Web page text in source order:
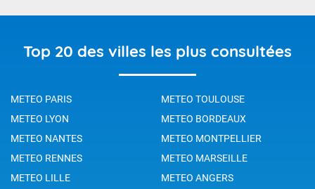
Top 20 des villes les plus consultées
METEO PARIS
METEO TOULOUSE
METEO LYON
METEO BORDEAUX
METEO NANTES
METEO MONTPELLIER
METEO RENNES
METEO MARSEILLE
METEO LILLE
METEO ANGERS